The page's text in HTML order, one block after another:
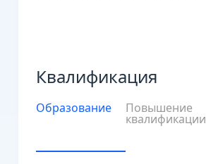
Квалификация
Образование Повышение
квалификации